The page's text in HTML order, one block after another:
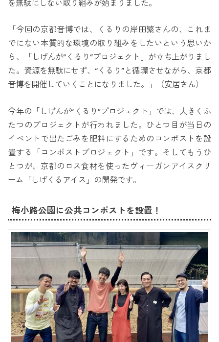
を無駄にしない取り組みが始まりました。
「今回の京都音博では、くるりの岸田繁さんの、これま
でにない本質的な環境の取り組みをしたいという思いか
ら、「しげんが“くるり”プロジェクト」が立ち上がりまし
た。資源を無駄にせず、“くるり”と循環させながら、京都
音博を開催していくことになりました。」（安居さん）
今年の「しげんが“くるり”プロジェクト」では、大きくふ
たつのプロジェクトが行われました。ひとつ目が当日の
イベントで出たごみを肥料にするためのコンポストを設
置する「コンポストプロジェクト」です。そしてもうひ
とつが、京都のロス食材を使ったヴィーガンアイスクリ
ーム「しげくるアイス」の開発です。
梅小路公園に公共コンポストを設置！